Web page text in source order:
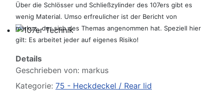
107er Technik
Über die Schlösser und Schließzylinder des 107ers gibt es
wenig Material. Umso erfreulicher ist der Bericht von
markus, der sich des Themas angenommen hat. Speziell hier
gilt: Es arbeitet jeder auf eigenes Risiko!
Details
Geschrieben von: markus
Kategorie: 75 - Heckdeckel / Rear lid